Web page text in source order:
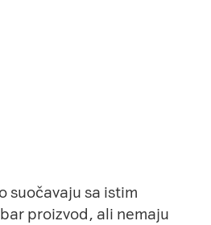
suočavaju sa istim
proizvod, ali nemaju